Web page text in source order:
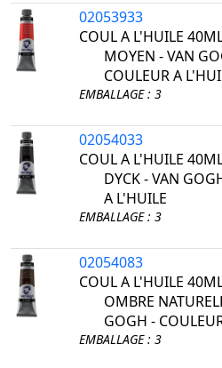
02053933
COUL A L'HUILE
MOYEN - VAN
COULEUR A
EMBALLAGE : 3
02054033
COUL A L'HUILE
DYCK - VAN
A L'HUILE
EMBALLAGE : 3
02054083
COUL A L'HUILE
OMBRE
GOGH -
EMBALLAGE : 3